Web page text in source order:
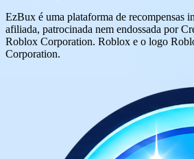
EzBux é uma plataforma de recompensas
afiliada, patrocinada nem endossada por
Roblox Corporation. Roblox e o logo
Corporation.